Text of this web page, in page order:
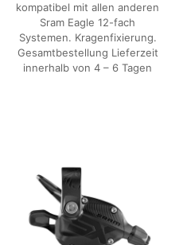
kompatibel mit allen anderen
Sram Eagle 12-fach
Systemen. Kragenfixierung.
Gesamtbestellung Lieferzeit
innerhalb von 4 – 6 Tagen